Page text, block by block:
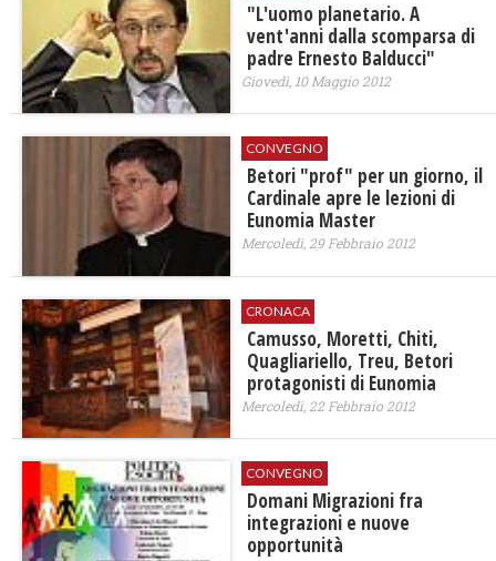
"L'uomo planetario. A
vent'anni dalla scomparsa di
padre Ernesto Balducci"
Giovedì, 10 Maggio 2012
CONVEGNO
Betori "prof" per un giorno, il
Cardinale apre le lezioni di
Eunomia Master
Mercoledì, 29 Febbraio 2012
CRONACA
Camusso, Moretti, Chiti,
Quagliariello, Treu, Betori
protagonisti di Eunomia
Mercoledì, 22 Febbraio 2012
CONVEGNO
Domani Migrazioni fra
integrazioni e nuove
opportunità